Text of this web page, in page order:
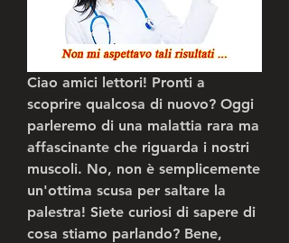
Ciao amici lettori! Pronti a
scoprire qualcosa di nuovo? Oggi
parleremo di una malattia rara ma
affascinante che riguarda i nostri
muscoli. No, non è semplicemente
un'ottima scusa per saltare la
palestra! Siete curiosi di sapere di
cosa stiamo parlando? Bene,